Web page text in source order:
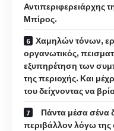
Αντιπεριφερειάρχης
Μπίρος.
Χαμηλών τόνων,
οργανωτικός,
εξυπηρέτηση των
της περιοχής. Και
του δείχνοντας να
Πάντα μέσα σένα
περιβάλλον λόγω της